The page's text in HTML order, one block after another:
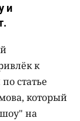
и
к
статье
который
на